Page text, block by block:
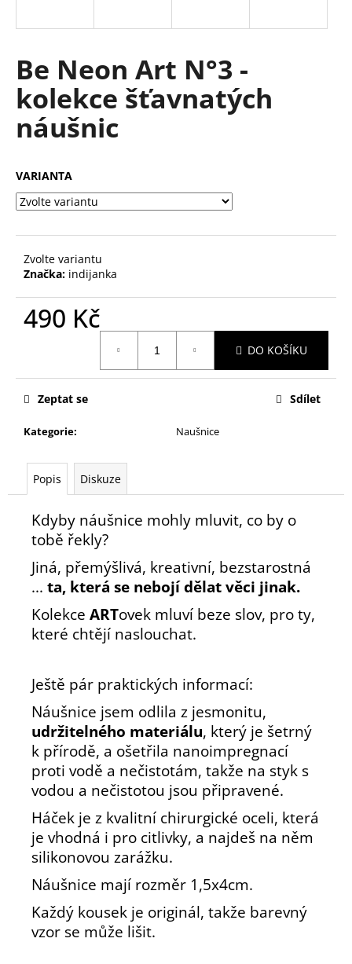
Be Neon Art N°3 -
kolekce šťavnatých
náušnic
VARIANTA
Zvolte variantu
Značka: indijanka
490 Kč
DO KOŠÍKU
Kategorie: Naušnice
Zeptat se Sdílet
Popis Diskuze
Kdyby náušnice mohly mluvit, co by o
tobě řekly?
Jiná, přemýšlivá, kreativní, bezstarostná
... ta, která se nebojí dělat věci jinak.
Kolekce ARTovek mluví beze slov, pro ty,
které chtějí naslouchat.
Ještě pár praktických informací:
Náušnice jsem odlila z jesmonitu,
udržitelného materiálu, který je šetrný
k přírodě, a ošetřila nanoimpregnací
proti vodě a nečistotám, takže na styk s
vodou a nečistotou jsou připravené.
Háček je z kvalitní chirurgické oceli, která
je vhodná i pro citlivky, a najdeš na něm
silikonovou zarážku.
Náušnice mají rozměr 1 ,5x4cm.
Každý kousek je originál, takže barevný
vzor se může lišit.
í
t
?
D
o
o
e
m
e